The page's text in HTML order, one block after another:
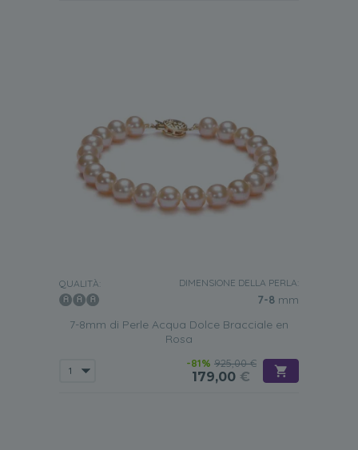
QUALITÀ: DIMENSIONE DELLA PERLA:
7-8 mm
7-8mm di Perle Acqua Dolce Bracciale en
Rosa
-81% 925,00 €
179,00 €